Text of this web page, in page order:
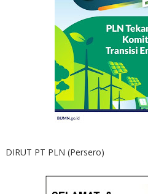
DIRUT PT PLN (Persero)